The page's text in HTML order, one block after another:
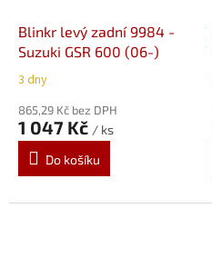
Blinkr levý zadní 9984 -
Suzuki GSR 600 (06-)
3 dny
865,29 Kč bez DPH
1 047 Kč / ks
Do košíku